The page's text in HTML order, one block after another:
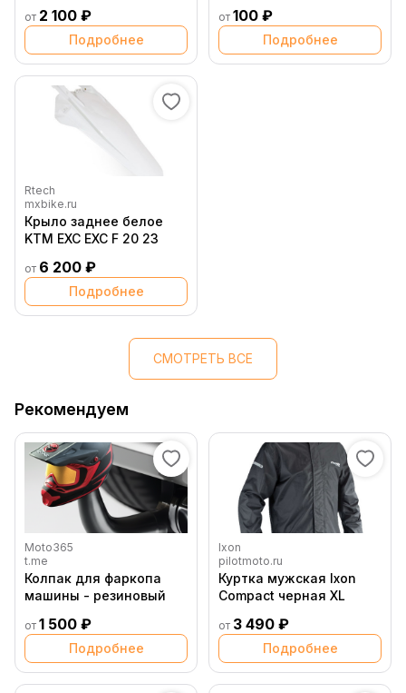
от 2 100 ₽
Подробнее
от 100 ₽
Подробнее
Rtech
mxbike.ru
Крыло заднее белое
KTM EXC EXC F 20 23
от 6 200 ₽
Подробнее
СМОТРЕТЬ ВСЕ
Рекомендуем
Moto365
t.me
Колпак для фаркопа
машины - резиновый
от 1 500 ₽
Подробнее
Ixon
pilotmoto.ru
Куртка мужская Ixon
Compact черная XL
от 3 490 ₽
Подробнее